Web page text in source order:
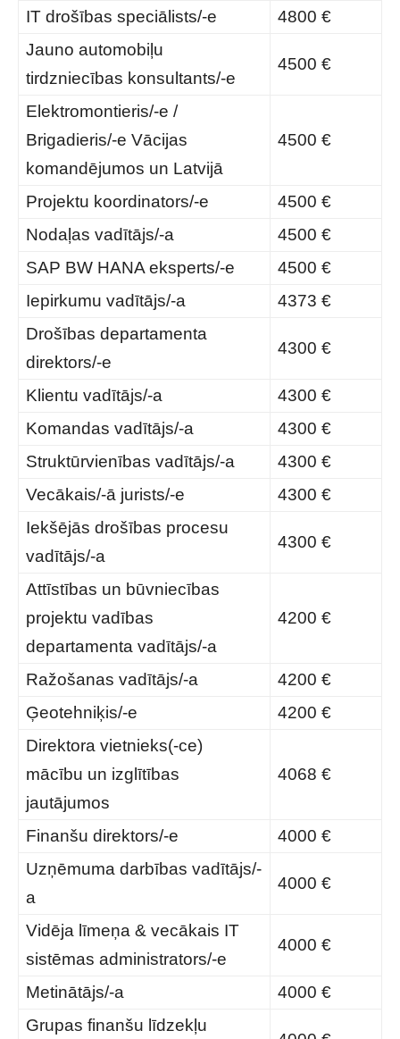
IT drošības speciālists/-e
4800 €
Jauno automobiļu
tirdzniecības konsultants/-e
4500 €
Elektromontieris/-e /
Brigadieris/-e Vācijas
komandējumos un Latvijā
4500 €
Projektu koordinators/-e
4500 €
Nodaļas vadītājs/-a
4500 €
SAP BW HANA eksperts/-e
4500 €
Iepirkumu vadītājs/-a
4373 €
Drošības departamenta
direktors/-e
4300 €
Klientu vadītājs/-a
4300 €
Komandas vadītājs/-a
4300 €
Struktūrvienības vadītājs/-a
4300 €
Vecākais/-ā jurists/-e
4300 €
Iekšējās drošības procesu
vadītājs/-a
4300 €
Attīstības un būvniecības
projektu vadības
departamenta vadītājs/-a
4200 €
Ražošanas vadītājs/-a
4200 €
Ģeotehniķis/-e
4200 €
Direktora vietnieks(-ce)
mācību un izglītības
jautājumos
4068 €
Finanšu direktors/-e
4000 €
Uzņēmuma darbības vadītājs/-
a
4000 €
Vidēja līmeņa & vecākais IT
sistēmas administrators/-e
4000 €
Metinātājs/-a
4000 €
Grupas finanšu līdzekļu